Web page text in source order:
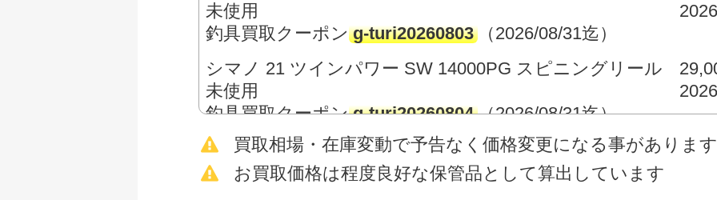
未使用
釣具買取クーポン g-turi20260803 （2026/08/31迄）
シマノ 21 ツインパワー SW 14000PG スピニングリール
未使用
釣具買取クーポン g-turi20260804 （2026/08/31迄）
シマノ 15 ツインパワー SW 8000HG スピニングリール
未使用
買取相場・在庫変動で予告なく価格変更になる事があります
お買取価格は程度良好な保管品として算出しています